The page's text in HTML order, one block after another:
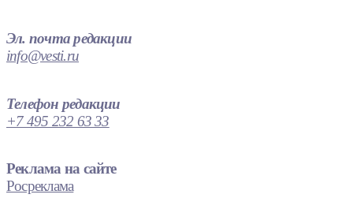
Эл. почта редакции
info@vesti.ru
Телефон редакции
+7 495 232 63 33
Реклама на сайте
Росреклама